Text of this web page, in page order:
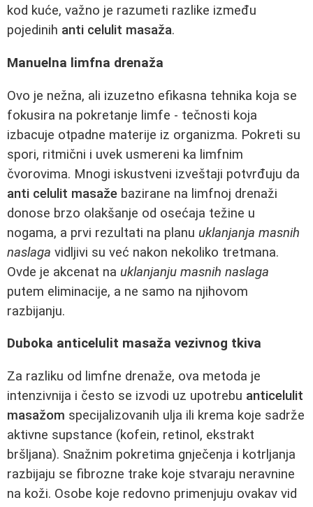
kod kuće, važno je razumeti razlike između
pojedinih anti celulit masaža.
Manuelna limfna drenaža
Ovo je nežna, ali izuzetno efikasna tehnika koja se
fokusira na pokretanje limfe - tečnosti koja
izbacuje otpadne materije iz organizma. Pokreti su
spori, ritmični i uvek usmereni ka limfnim
čvorovima. Mnogi iskustveni izveštaji potvrđuju da
anti celulit masaže bazirane na limfnoj drenaži
donose brzo olakšanje od osećaja težine u
nogama, a prvi rezultati na planu uklanjanja masnih
naslaga vidljivi su već nakon nekoliko tretmana.
Ovde je akcenat na uklanjanju masnih naslaga
putem eliminacije, a ne samo na njihovom
razbijanju.
Duboka anticelulit masaža vezivnog tkiva
Za razliku od limfne drenaže, ova metoda je
intenzivnija i često se izvodi uz upotrebu anticelulit
masažom specijalizovanih ulja ili krema koje sadrže
aktivne supstance (kofein, retinol, ekstrakt
bršljana). Snažnim pokretima gnječenja i kotrljanja
razbijaju se fibrozne trake koje stvaraju neravnine
na koži. Osobe koje redovno primenjuju ovakav vid